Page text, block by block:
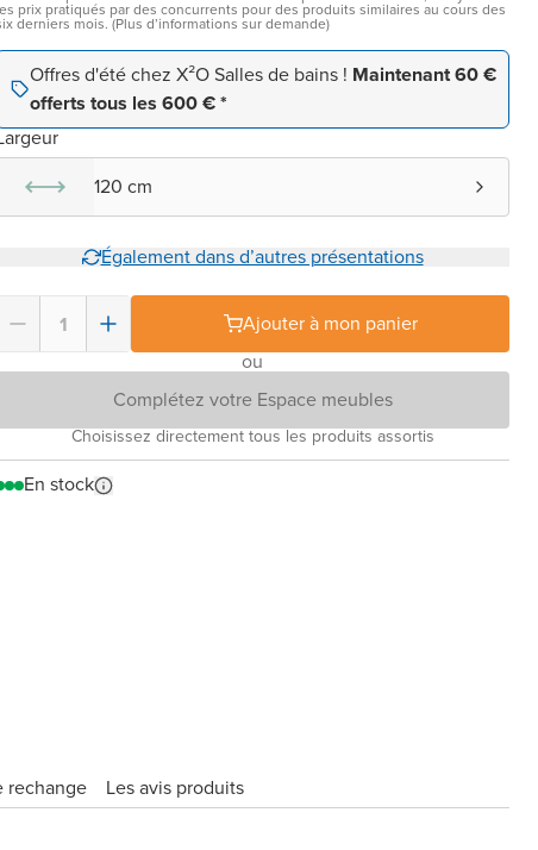
prix pratiqués par des concurrents pour des produits similaires au cours des
derniers mois. (Plus d’informations sur demande)
Offres d'été chez X²O Salles de bains ! Maintenant 60 €
offerts tous les 600 € *
120 cm
Également dans d’autres présentations
Ajouter à mon panier
ou
Complétez votre Espace meubles
Choisissez directement tous les produits assortis
En stock
rechange
Les avis produits